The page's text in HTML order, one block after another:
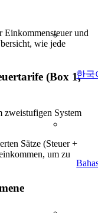
한국
Einkommensteuer und
wie jede
(Box 1,
System
Sätze (Steuer +
um zu